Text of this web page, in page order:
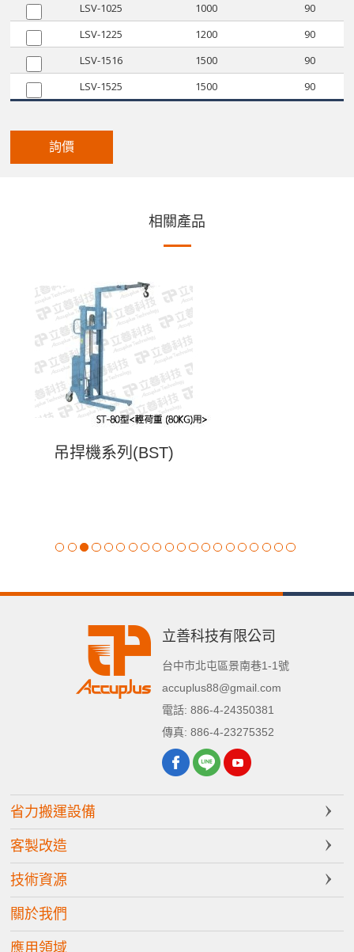
LSV-1025
1000
90
LSV-1225
1200
90
LSV-1516
1500
90
LSV-1525
1500 90
詢價
相關產品
吊捍機系列(BST)
立善科技有限公司
台中市北屯區景南巷1-1號
accuplus88@gmail.com
電話: 886-4-24350381
傳真: 886-4-23275352
省力搬運設備
客製改造
技術資源
關於我們
應用領域